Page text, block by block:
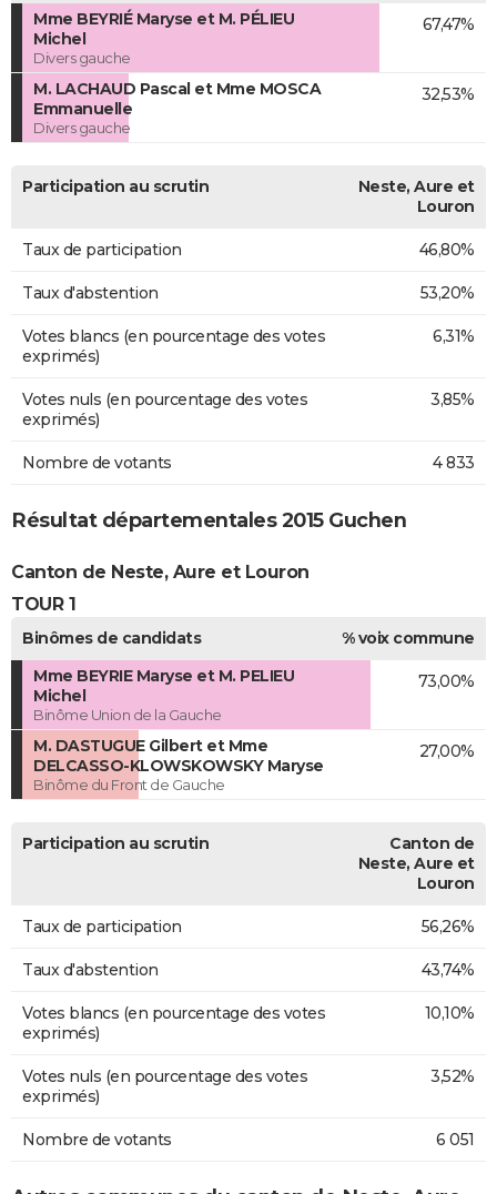
Mme BEYRIÉ Maryse et M. PÉLIEU
Michel
Divers gauche
67,47%
M. LACHAUD Pascal et Mme MOSCA
Emmanuelle
Divers gauche
32,53%
Participation au scrutin
Neste, Aure et
Louron
Taux de participation 46,80%
Taux d'abstention 53,20%
Votes blancs (en pourcentage des votes
exprimés)
6,31%
Votes nuls (en pourcentage des votes
exprimés)
3,85%
Nombre de votants 4 833
Résultat départementales 2015 Guchen
Canton de Neste, Aure et Louron
TOUR 1
Binômes de candidats
% voix commune
Mme BEYRIE Maryse et M. PELIEU
Michel
Binôme Union de la Gauche
73,00%
M. DASTUGUE Gilbert et Mme
DELCASSO-KLOWSKOWSKY Maryse
Binôme du Front de Gauche
27,00%
Participation au scrutin
Canton de
Neste, Aure et
Louron
Taux de participation 56,26%
Taux d'abstention 43,74%
Votes blancs (en pourcentage des votes
exprimés)
10,10%
Votes nuls (en pourcentage des votes
exprimés)
3,52%
Nombre de votants 6 051